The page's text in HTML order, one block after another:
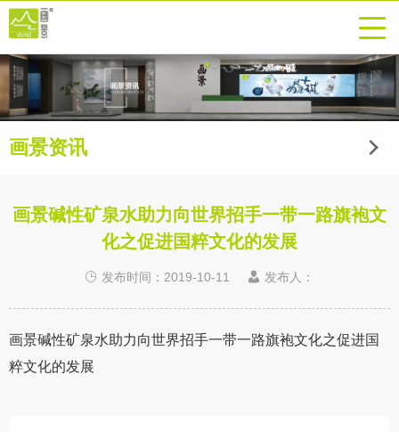
画景资讯
画景碱性矿泉水助力向世界招手一带一路旗袍文
化之促进国粹文化的发展
发布时间：2019-10-11 发布人：
画景碱性矿泉水助力向世界招手一带一路旗袍文化之促进国
粹文化的发展